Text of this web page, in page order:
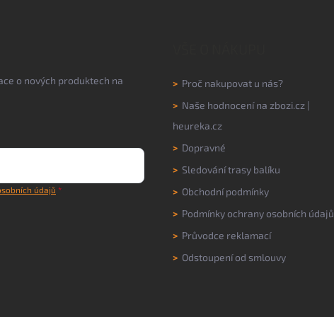
o nových produktech na
údajů
> Proč nakupovat u nás?
> Naše hodnocení na zbozi.cz |
heureka.cz
> Dopravné
> Sledování trasy balíku
> Obchodní podmínky
> Podmínky ochrany osobních údajů
> Průvodce reklamací
> Odstoupení od smlouvy